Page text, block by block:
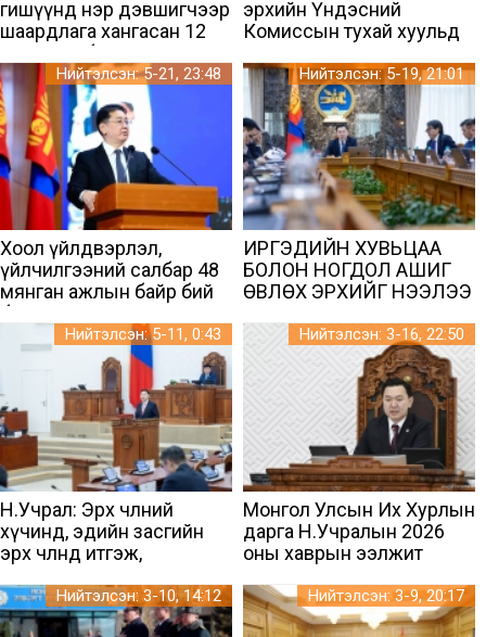
гишүүнд нэр дэвшигчээр
шаардлага хангасан 12
иргэнийг бүртгэв
эрхийн Үндэсний
Комиссын тухай хуульд
хуулийн төсөл өргөн
мэдүүлэв
Хоол үйлдвэрлэл,
үйлчилгээний салбар 48
мянган ажлын байр бий
болгодог
Нийтэлсэн: 5-21, 23:48
ИРГЭДИЙН ХУВЬЦАА
БОЛОН НОГДОЛ АШИГ
ӨВЛӨХ ЭРХИЙГ НЭЭЛЭЭ
Нийтэлсэн: 5-19, 21:01
Н.Учрал: Эрх чөлөөний
хүчинд, эдийн засгийн
эрх чөлөөнд итгэж,
хамтдаа сөрөн зогсож
чадна
Нийтэлсэн: 5-11, 0:43
Монгол Улсын Их Хурлын
дарга Н.Учралын 2026
оны хаврын ээлжит
үг
Нийтэлсэн: 3-16, 22:50
Нийтэлсэн: 3-10, 14:12 Нийтэлсэн: 3-9, 20:17